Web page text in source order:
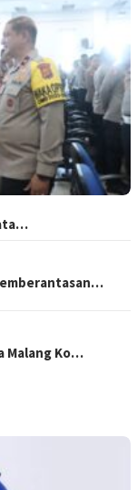
Malang Ko…